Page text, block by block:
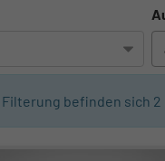
befinden sich 2